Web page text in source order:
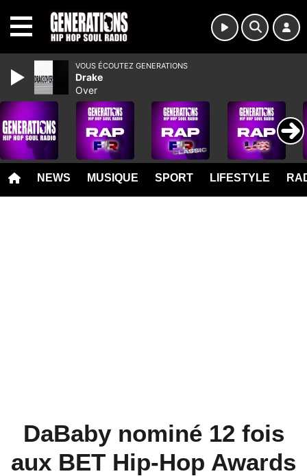
NEWS MUSIQUE SPORT LIFESTYLE
DaBaby nominé 12 fois
aux BET Hip-Hop Awards
VOUS ÉCOUTEZ GENERATIONS
Drake
Over